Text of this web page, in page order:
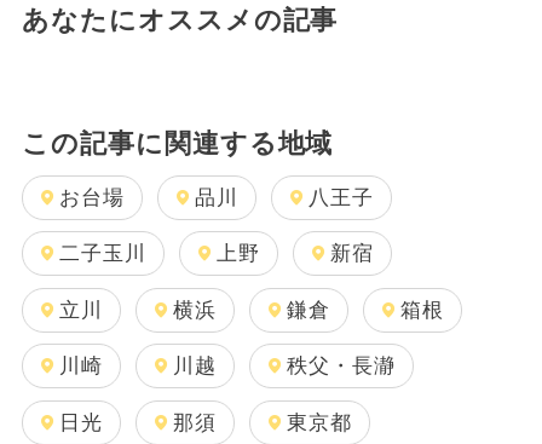
あなたにオススメの記事
この記事に関連する地域
お台場 品川 八王子
二子玉川 上野 新宿
立川 横浜 鎌倉 箱根
川崎 川越 秩父・長瀞
日光 那須 東京都